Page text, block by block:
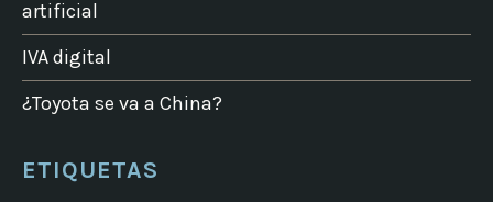
artificial
IVA digital
¿Toyota se va a China?
ETIQUETAS